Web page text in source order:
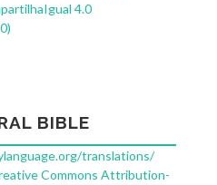
4.0
BIBLE
translations/
Commons Attribution-